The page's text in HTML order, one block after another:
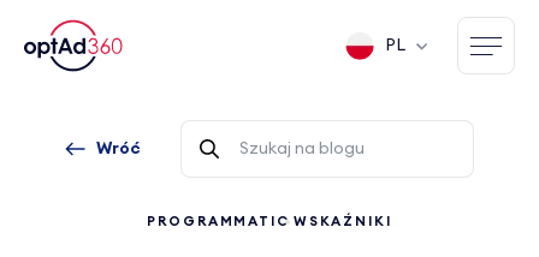
PL
Wróć
PROGRAMMATIC WSKAŹNIKI